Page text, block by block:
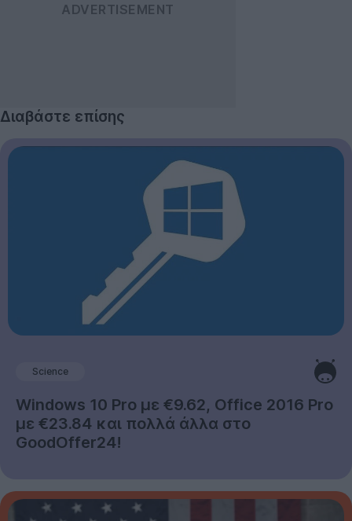
Διαβάστε επίσης
Science
Windows 10 Pro με €9.62, Office 2016 Pro
με €23.84 και πολλά άλλα στο
GoodOffer24!